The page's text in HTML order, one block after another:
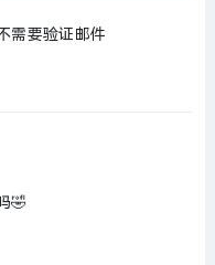
需要验证邮件
🤣